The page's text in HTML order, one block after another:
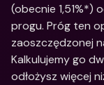
(obecnie 1,51%*)
progu. Próg ten
zaoszczędzonej
Kalkulujemy go
odłożysz więcej